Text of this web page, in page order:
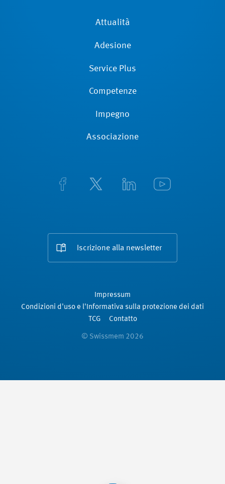
Attualità
Adesione
Service Plus
Competenze
Impegno
Associazione
Iscrizione alla newsletter
Impressum
Condizioni d'uso e l'Informativa sulla protezione dei dati
TCG
Contatto
© Swissmem 2026